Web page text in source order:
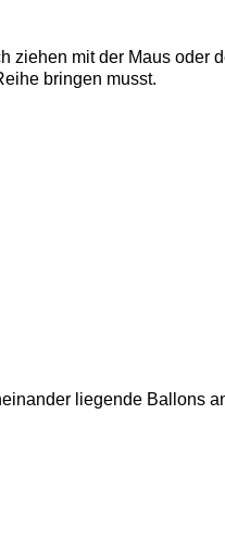
ziehen mit der Maus oder
bringen musst.
liegende Ballons